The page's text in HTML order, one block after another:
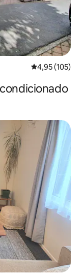
Calificación
4,95 (105)